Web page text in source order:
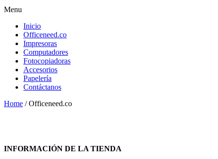
Menu
Inicio
Officeneed.co
Impresoras
Computadores
Fotocopiadoras
Accesorios
Papelería
Contáctanos
Home / Officeneed.co
INFORMACIÓN DE LA TIENDA